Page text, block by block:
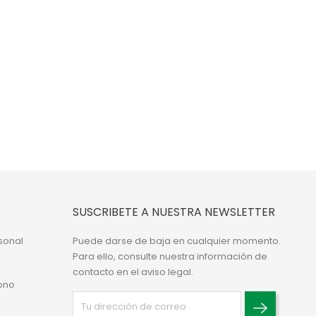
SUSCRIBETE A NUESTRA NEWSLETTER
Puede darse de baja en cualquier momento.
Para ello, consulte nuestra información de
contacto en el aviso legal.